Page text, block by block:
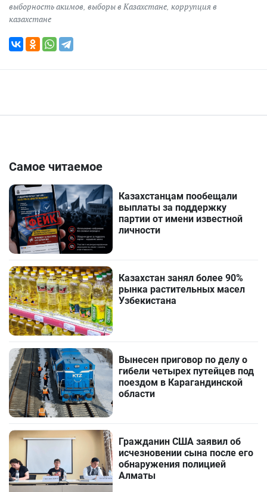
выборность акимов, выборы в Казахстане, коррупция в
казахстане
Самое читаемое
Казахстанцам пообещали
выплаты за поддержку
партии от имени известной
личности
Казахстан занял более 90%
рынка растительных масел
Узбекистана
Вынесен приговор по делу о
гибели четырех путейцев под
поездом в Карагандинской
области
Гражданин США заявил об
исчезновении сына после его
обнаружения полицией
Алматы